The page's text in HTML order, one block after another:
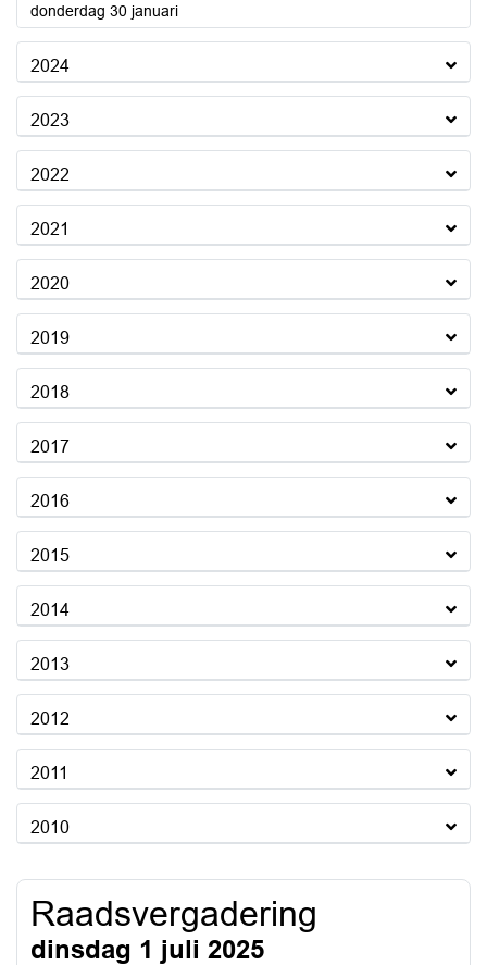
donderdag 30 januari2025
2024
2023
2022
2021
2020
2019
2018
2017
2016
2015
2014
2013
2012
2011
2010
Raadsvergadering
dinsdag 1 juli 2025